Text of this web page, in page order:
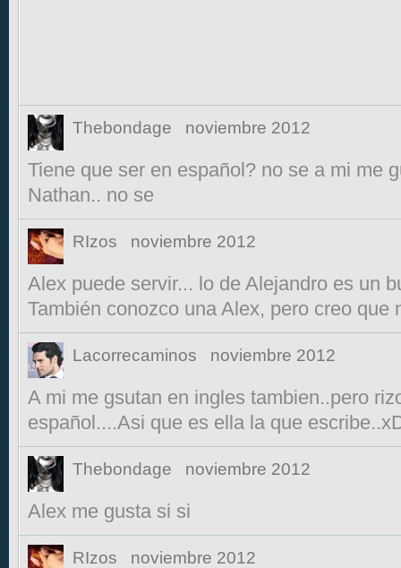
Thebondage noviembre 2012
Tiene que ser en español? no se a mi me
Nathan.. no se
RIzos noviembre 2012
Alex puede servir... lo de Alejandro es un
También conozco una Alex, pero creo que
Lacorrecaminos noviembre 2012
A mi me gsutan en ingles tambien..pero
español....Asi que es ella la que
Thebondage noviembre 2012
Alex me gusta si si
RIzos noviembre 2012